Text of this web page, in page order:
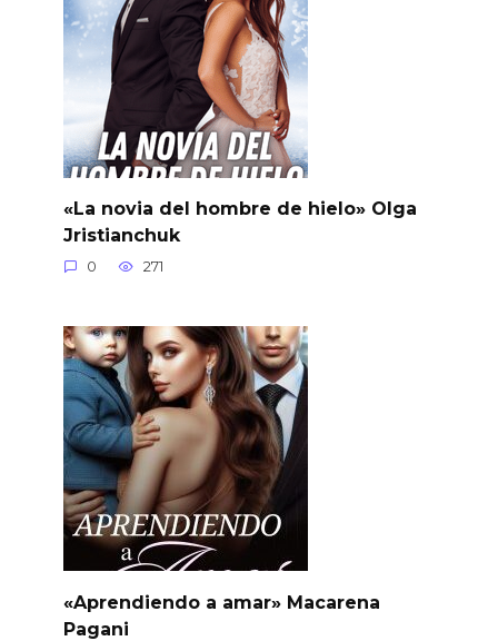
«La novia del hombre de hielo» Olga
Jristianchuk
0 271
«Aprendiendo a amar» Macarena
Pagani